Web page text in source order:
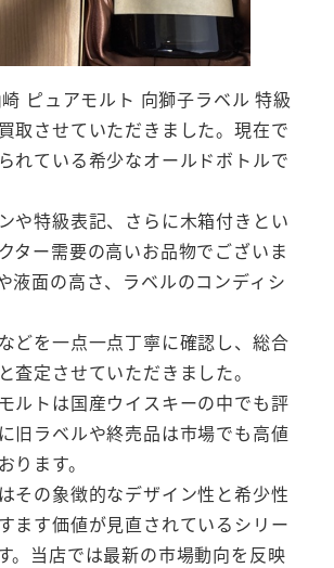
ピュアモルト 向獅子ラベル 特級
取させていただきました。現在で
れている希少なオールドボトルで
や特級表記、さらに木箱付きとい
ター需要の高いお品物でございま
液面の高さ、ラベルのコンディシ
どを一点一点丁寧に確認し、総合
査定させていただきました。
ルトは国産ウイスキーの中でも評
旧ラベルや終売品は市場でも高値
ります。
その象徴的なデザイン性と希少性
ます価値が見直されているシリー
。当店では最新の市場動向を反映